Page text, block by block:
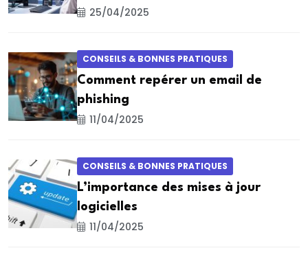
25/04/2025
CONSEILS & BONNES PRATIQUES
Comment repérer un email de
phishing
11/04/2025
CONSEILS & BONNES PRATIQUES
L’importance des mises à jour
logicielles
11/04/2025